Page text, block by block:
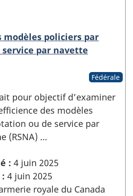
modèles policiers par
par navette
Fédérale
pour objectif d’examiner
des modèles
ou de service par
(RSNA) …
: 4 juin 2025
4 juin 2025
royale du Canada